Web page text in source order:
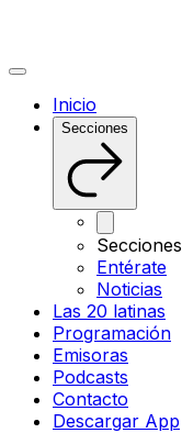
Inicio
Secciones
Secciones
Entérate
Noticias
Las 20 latinas
Programación
Emisoras
Podcasts
Contacto
Descargar App